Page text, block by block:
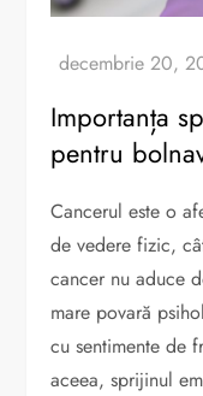
Importanța
pentru
Cancerul este o
de vedere fizic,
cancer nu aduce
mare povară
cu sentimente de
aceea, sprijinul